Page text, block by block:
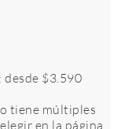
desde $3.590
tiene múltiples
en la página